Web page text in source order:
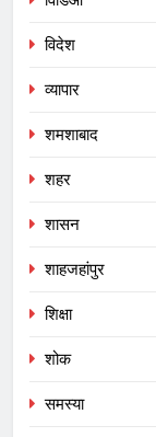
विदेश
व्यापार
शमशाबाद
शहर
शासन
शाहजहांपुर
शिक्षा
शोक
समस्या